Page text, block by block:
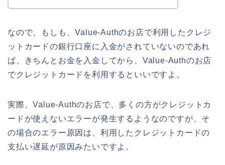
なので、もしも、Value-Authのお店で利用したクレジ
ットカードの銀行口座に入金がされていないのであれ
ば、きちんとお金を入金してから、Value-Authのお店
でクレジットカードを利用するといいですよ。
実際、Value-Authのお店で、多くの方がクレジットカ
ードが使えないエラーが発生するようなのですが、そ
の場合のエラー原因は、利用したクレジットカードの
支払い遅延が原因みたいですよ。